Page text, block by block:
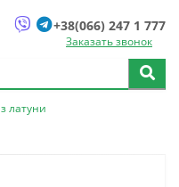
+38(066) 247 1 777
Заказать звонок
латуни